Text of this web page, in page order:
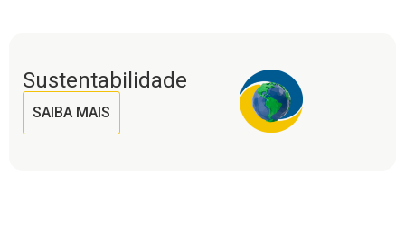
Sustentabilidade
SAIBA MAIS